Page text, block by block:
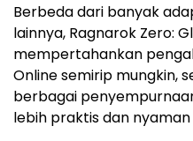
Berbeda dari banyak
lainnya, Ragnarok Zero:
mempertahankan
Online semirip mungkin,
berbagai
lebih praktis dan